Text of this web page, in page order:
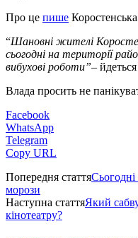
Про це пише
“Шановні жителі
сьогодні на території
вибухові роботи”–
Влада просить не
Facebook
WhatsApp
Telegram
Copy URL
Попередня стаття
морози
Наступна статтяЯкий
кінотеатру?